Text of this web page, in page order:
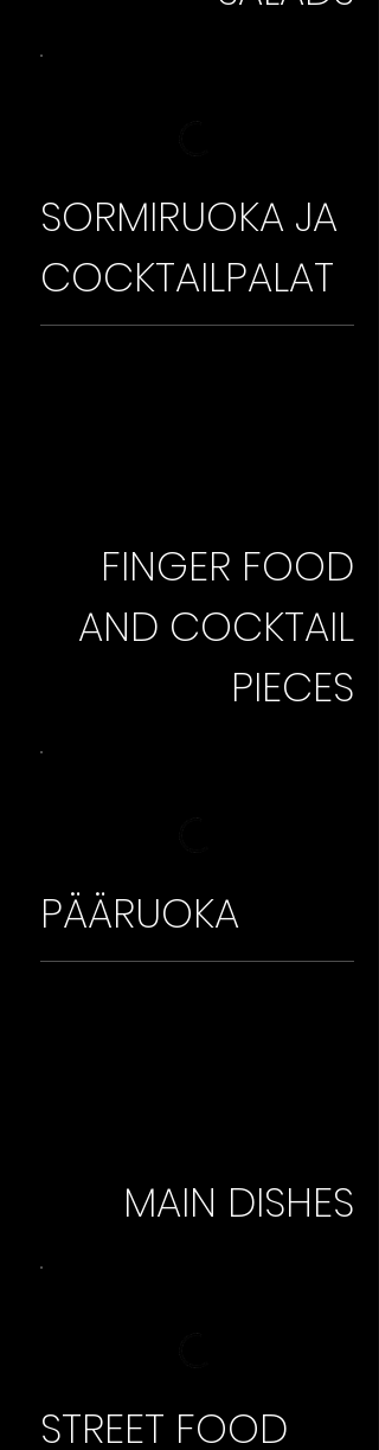
SORMIRUOKA JA
COCKTAILPALAT
FINGER FOOD
AND COCKTAIL
PIECES
PÄÄRUOKA
MAIN DISHES
STREET FOOD